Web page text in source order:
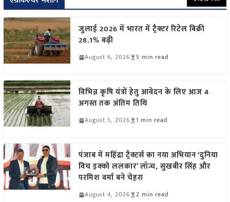
जुलाई 2026 में भारत में ट्रैक्टर रिटेल बिक्री
28.1% बढ़ी
August 6, 2026 5 min read
विभिन्न कृषि यंत्रों हेतु आवेदन के लिए आज 4
अगस्त तक अंतिम तिथि
August 5, 2026 1 min read
पंजाब में महिंद्रा ट्रैक्टर्स का नया अभियान ‘दुनिया
विच इक्को ललकार’ लॉन्च, सुखबीर सिंह और
परमिश वर्मा बने चेहरा
August 4, 2026 2 min read